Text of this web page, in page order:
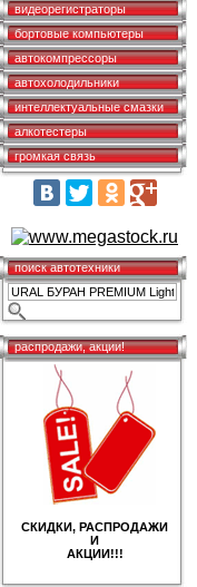
видеорегистраторы
бортовые компьютеры
автокомпрессоры
автохолодильники
интеллектуальные смазки
алкотестеры
громкая связь
поиск автотехники
распродажи, акции!
СКИДКИ, РАСПРОДАЖИ
И
АКЦИИ!!!